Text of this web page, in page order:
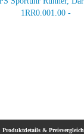
Produktdetails & Preisvergleich